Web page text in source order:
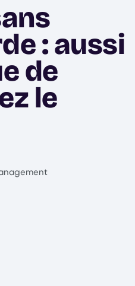
: aussi
de
le
Twitter)